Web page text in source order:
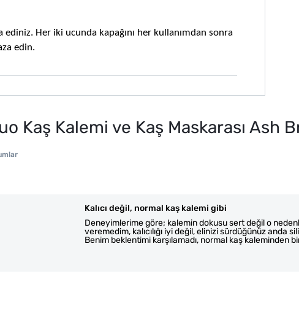
Her iki ucunda kapağını her kullanımdan sonra
edin.
Kaş Kalemi ve Kaş Maskarası Ash
Kalıcı değil, normal kaş kalemi gibi
Deneyimlerime göre; kalemin dokusu sert değil o
veremedim, kalıcılığı iyi değil, elinizi sürdüğünüz anda
Benim beklentimi karşılamadı, normal kaş kaleminden